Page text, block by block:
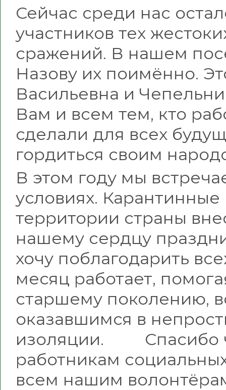
Сейчас среди нас
участников тех
сражений. В нашем
Назову их поимённо.
Васильевна и
Вам и всем тем, кто
сделали для всех
гордиться своим
В этом году мы
условиях.
территории страны
нашему сердцу
хочу поблагодарить
месяц работает,
старшему поколению,
оказавшимся в
изоляции. Спасибо
работникам
всем нашим